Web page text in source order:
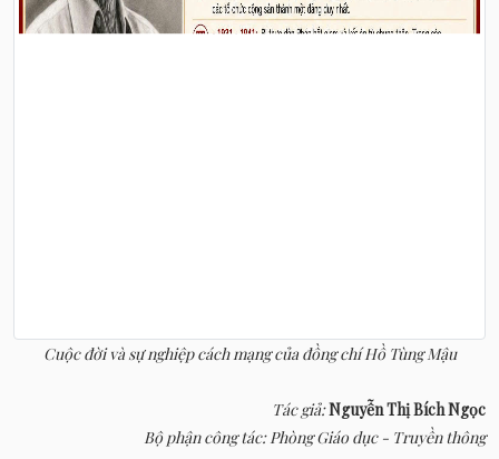
Cuộc đời và sự nghiệp cách mạng của đồng chí Hồ Tùng Mậu
Tác giả:Nguyễn Thị Bích Ngọc
Bộ phận công tác: Phòng Giáo dục - Truyền thông